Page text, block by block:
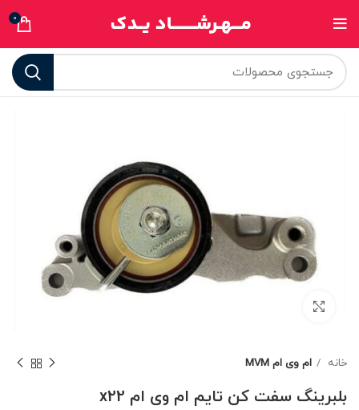
0
خانه ام وی ام MVM
بلبرینگ سفت کن تایم ام وی ام x22